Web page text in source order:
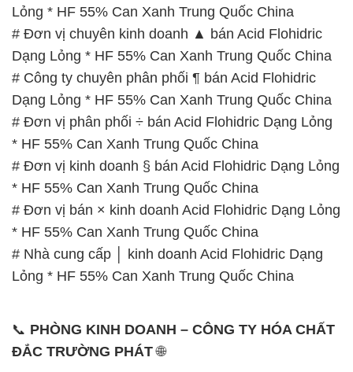
Lỏng * HF 55% Can Xanh Trung Quốc China
# Đơn vị chuyên kinh doanh ▲ bán Acid Flohidric
Dạng Lỏng * HF 55% Can Xanh Trung Quốc China
# Công ty chuyên phân phối ¶ bán Acid Flohidric
Dạng Lỏng * HF 55% Can Xanh Trung Quốc China
# Đơn vị phân phối ÷ bán Acid Flohidric Dạng Lỏng
* HF 55% Can Xanh Trung Quốc China
# Đơn vị kinh doanh § bán Acid Flohidric Dạng Lỏng
* HF 55% Can Xanh Trung Quốc China
# Đơn vị bán × kinh doanh Acid Flohidric Dạng Lỏng
* HF 55% Can Xanh Trung Quốc China
# Nhà cung cấp │ kinh doanh Acid Flohidric Dạng
Lỏng * HF 55% Can Xanh Trung Quốc China
📞 PHÒNG KINH DOANH – CÔNG TY HÓA CHẤT
ĐẮC TRƯỜNG PHÁT🌐